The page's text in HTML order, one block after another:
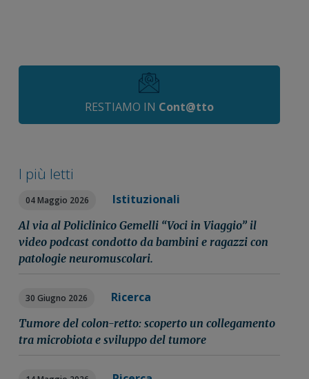
RESTIAMO IN Cont@tto
I più letti
04 Maggio 2026 Istituzionali
Al via al Policlinico Gemelli “Voci in Viaggio” il
video podcast condotto da bambini e ragazzi con
patologie neuromuscolari.
30 Giugno 2026 Ricerca
Tumore del colon-retto: scoperto un collegamento
tra microbiota e sviluppo del tumore